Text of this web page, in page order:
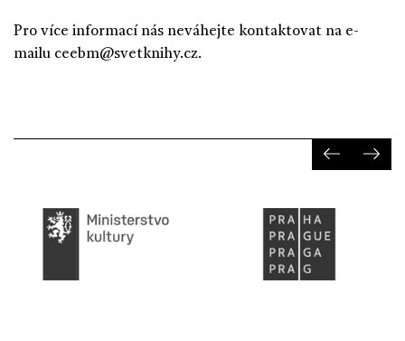
Pro více informací nás neváhejte kontaktovat na e-
mailu ceebm@svetknihy.cz.